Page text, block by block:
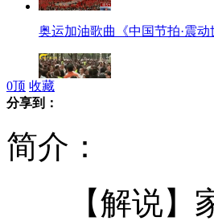
奥运加油歌曲《中国节拍·震动
两只“猪”的对话 神都笑了
0顶 收藏
分享到：
简介：
【解说】家